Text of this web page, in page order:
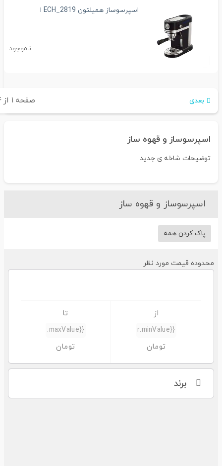
اسپرسوساز همیلتون ECH_2819 ا
ناموجود
صفحه ۱ از ۴ بعدی
اسپرسوساز و قهوه ساز
توضیحات شاخه ی جدید
اسپرسوساز و قهوه ساز
پاک کردن همه
قیمت مورد نظر
برند